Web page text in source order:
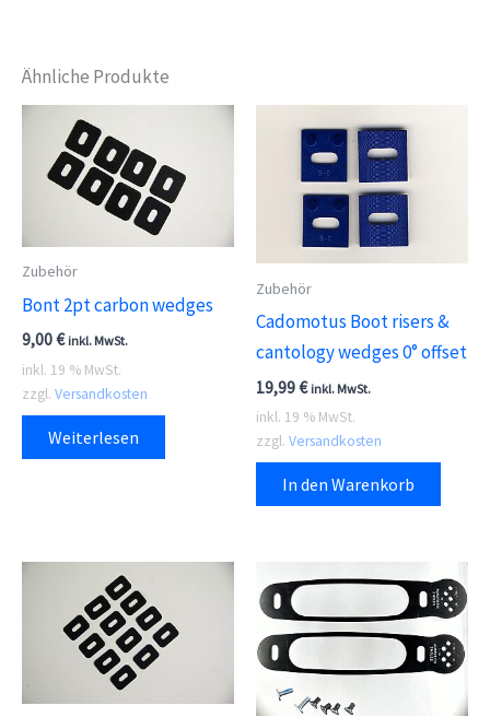
Ähnliche Produkte
Zubehör
Bont 2pt carbon wedges
9,00€ inkl. MwSt.
inkl. 19 % MwSt.
zzgl. Versandkosten
Weiterlesen
Zubehör
Cadomotus Boot risers &
cantology wedges 0° offset
19,99€ inkl. MwSt.
inkl. 19 % MwSt.
zzgl. Versandkosten
In den Warenkorb